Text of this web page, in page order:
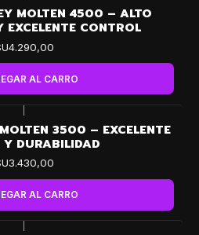
MOLTEN 4500 – ALTO
EXCELENTE CONTROL
AL CARRO
3500 – EXCELENTE
Y DURABILIDAD
AL CARRO